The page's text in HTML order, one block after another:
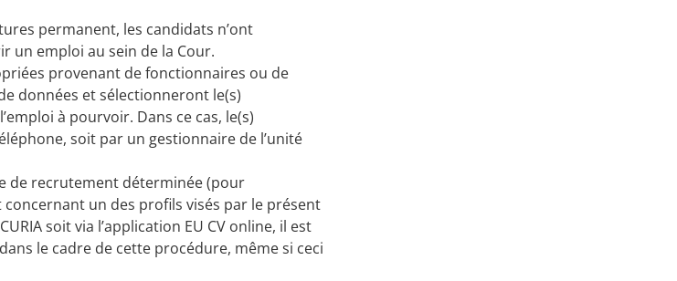
permanent, les candidats n’ont
un emploi au sein de la Cour.
provenant de fonctionnaires ou de
données et sélectionneront le(s)
à pourvoir. Dans ce cas, le(s)
soit par un gestionnaire de l’unité
de recrutement déterminée (pour
concernant un des profils visés par le présent
soit via l’application EU CV online, il est
le cadre de cette procédure, même si ceci